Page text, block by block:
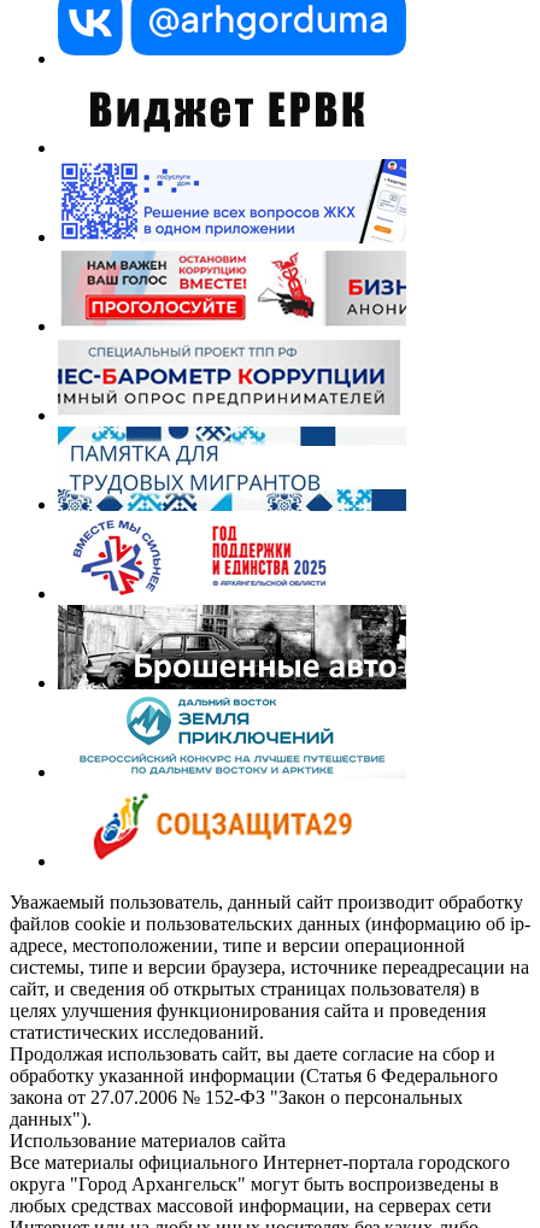
Уважаемый пользователь, данный сайт производит обработку
файлов cookie и пользовательских данных (информацию об ip-
адресе, местоположении, типе и версии операционной
системы, типе и версии браузера, источнике переадресации на
сайт, и сведения об открытых страницах пользователя) в
целях улучшения функционирования сайта и проведения
статистических исследований.
Продолжая использовать сайт, вы даете согласие на сбор и
обработку указанной информации (Статья 6 Федерального
закона от 27.07.2006 № 152-ФЗ "Закон о персональных
данных").
Использование материалов сайта
Все материалы официального Интернет-портала городского
округа "Город Архангельск" могут быть воспроизведены в
любых средствах массовой информации, на серверах сети